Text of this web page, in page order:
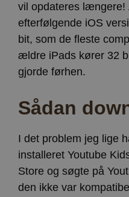
vil opdateres
efterfølgende iOS
bit, som de fleste
ældre iPads kører 32
gjorde førhen.
Sådan
I det problem jeg lige
installeret Youtube
Store og søgte på
den ikke var